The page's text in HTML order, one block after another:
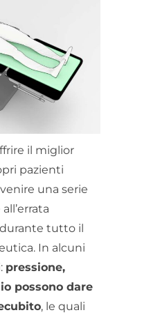
il miglior
pazienti
una serie
tutto il
In alcuni
pressione,
possono dare
, le quali